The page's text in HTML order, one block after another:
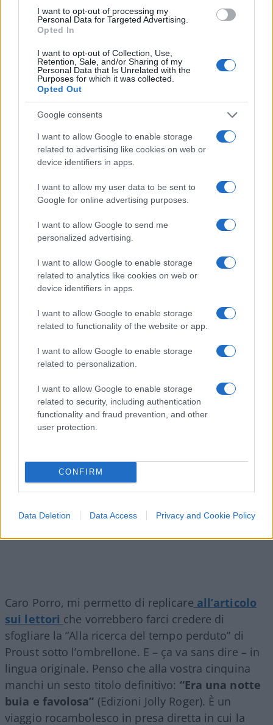
I want to opt-out of processing my
Personal Data for Targeted Advertising.
Opted In
I want to opt-out of Collection, Use,
Retention, Sale, and/or Sharing of my
Personal Data that Is Unrelated with the
Purposes for which it was collected.
Opted Out
Google consents
I want to allow Google to enable storage
related to advertising like cookies on web or
device identifiers in apps.
I want to allow my user data to be sent to
Google for online advertising purposes.
I want to allow Google to send me
personalized advertising.
I want to allow Google to enable storage
related to analytics like cookies on web or
device identifiers in apps.
I want to allow Google to enable storage
related to functionality of the website or app.
I want to allow Google to enable storage
related to personalization.
I want to allow Google to enable storage
related to security, including authentication
functionality and fraud prevention, and other
user protection.
CONFIRM
Data Deletion Data Access Privacy and Cookie Policy
la spada della legge, là giunge la frusta della satira”.
Caro Porro, altro che Proust
sotto l’ombrellone: ecco il
libro che dovreste leggere
dagli schemi per riscoprire il piacere della lettura
senza pose da intellettuali
La Posta
10 Agosto 2026, 20:00
1.5k
Caro Porro, mi permetto di replicare all’articolo
sui lettori che vorrebbero farci credere di
sfogliare la “Alla ricerca del tempo perduto” di
Proust sotto l’ombrellone. E – ça va sans dire – in
lingua originale. Penso che alla vostra cinquina
manchi un sesto titolo definitivo: “Era una notte
buia e favolosa” (Edizioni Jolly Roger). È un
viaggio rocambolesco in presa diretta in cui la